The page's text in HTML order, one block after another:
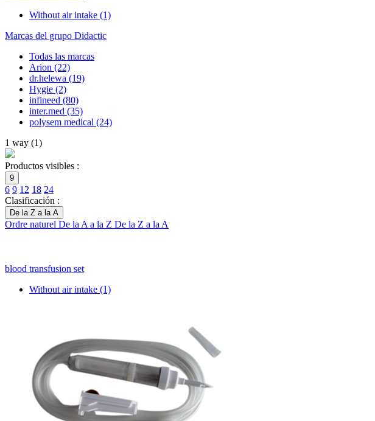
Without air intake (1)
Marcas del grupo Didactic
Todas las marcas
Arion (22)
dr.helewa (19)
Hygie (2)
infineed (80)
inter.med (35)
polysem medical (24)
1 way (1)
Productos visibles :
9
6 9 12 18 24
Clasificación :
De la Z a la A
Ordre naturel De la A a la Z De la Z a la A
blood transfusion set
Without air intake (1)